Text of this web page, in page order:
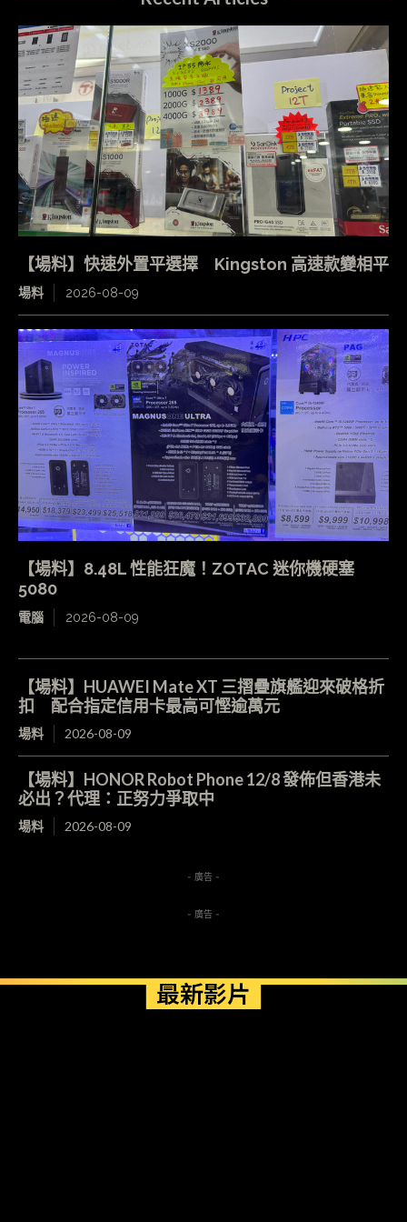
【場料】快速外置平選擇 Kingston 高速款變相平
場料 2026-08-09
【場料】8.48L 性能狂魔！ZOTAC 迷你機硬塞
5080
電腦 2026-08-09
【場料】HUAWEI Mate XT 三摺疊旗艦迎來破格折
扣 配合指定信用卡最高可慳逾萬元
場料 2026-08-09
【場料】HONOR Robot Phone 12/8 發佈但香港未
必出？代理：正努力爭取中
場料 2026-08-09
- 廣告 -
- 廣告 -
最新影片